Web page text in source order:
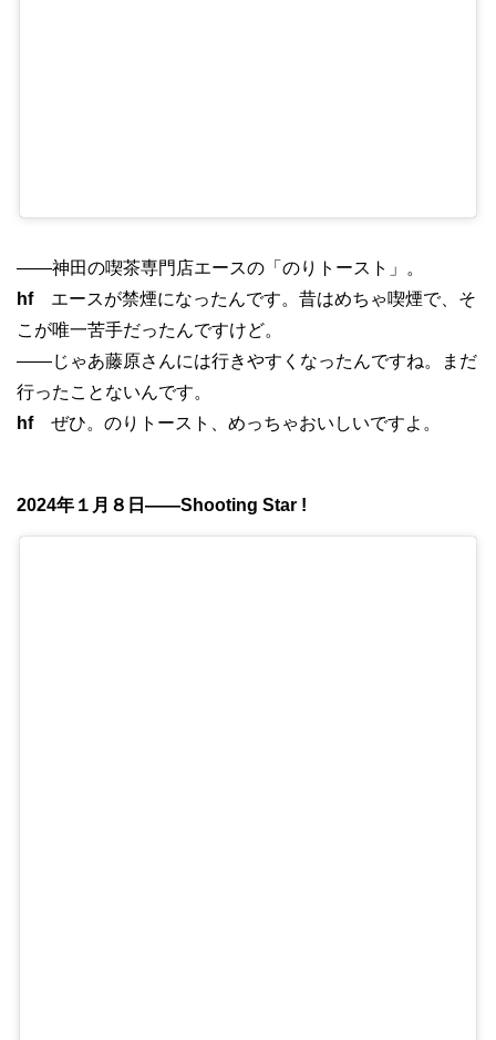
——神田の喫茶専門店エースの「のりトースト」。
hfエースが禁煙になったんです。昔はめちゃ喫煙で、そ
こが唯一苦手だったんですけど。
——じゃあ藤原さんには行きやすくなったんですね。まだ
行ったことないんです。
hfぜひ。のりトースト、めっちゃおいしいですよ。
2024年１月８日——Shooting Star !